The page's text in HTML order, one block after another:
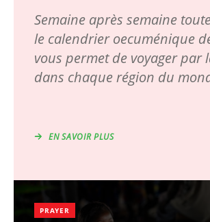
Semaine après semaine
le calendrier oecuménique
vous permet de voyager par
dans chaque région du
EN SAVOIR PLUS
PRAYER